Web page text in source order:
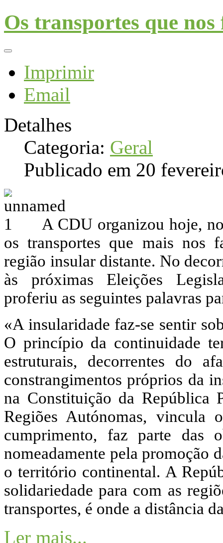
Os transportes que
Imprimir
Email
Detalhes
Categoria: Geral
Publicado em 20
A CDU organizou hoje,
os transportes que mais nos
região insular distante. No
às próximas Eleições
proferiu as seguintes palavras
«A insularidade faz-se sentir
O princípio da continuidade
estruturais, decorrentes do
constrangimentos próprios da
na Constituição da República
Regiões Autónomas, vincula
cumprimento, faz parte das
nomeadamente pela promoção
o território continental. A
solidariedade para com as
transportes, é onde a distância
Ler mais...